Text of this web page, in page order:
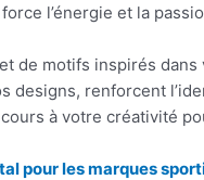
l’énergie et la
de motifs inspirés
designs, renforcent
à votre créativité
pour les marques